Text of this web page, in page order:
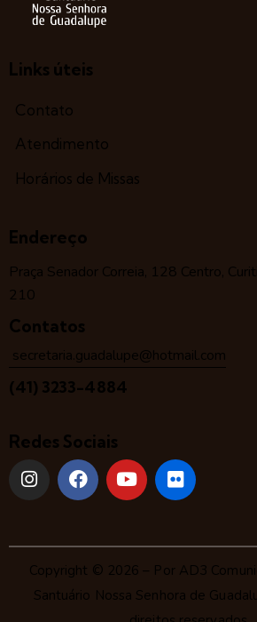
Links úteis
Contato
Atendimento
Horários de Missas
Endereço
Praça Senador Correia, 128 Centro,
210
Contatos
secretaria.guadalupe@hotmail.com
(41) 3233-4884
Redes Sociais
Copyright © 2026 – Por AD3
Santuário Nossa Senhora de